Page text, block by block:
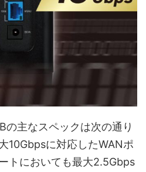
主なスペックは次の通り
10Gbpsに対応したWANポ
トにおいても最大2.5Gbps